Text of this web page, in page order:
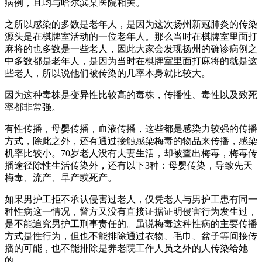
病例，且均与哈尔滨某医院相关。
之所以感染的多数是老年人，是因为这次扬州新冠肺炎的传染
源头是在棋牌室活动的一位老年人。那么当时在棋牌室里面打
麻将的也多数是一些老人，因此大家会发现扬州的确诊病例之
中多数都是老年人，是因为当时在棋牌室里面打麻将的就是这
些老人，所以说他们被传染的几率本身就比较大。
因为这种毒株是变异性比较高的毒株，传播性、毒性以及致死
率都非常强。
有性传播，母婴传播，血液传播，这些都是感染力较强的传播
方式，除此之外，还有通过接触感染梅毒的物品来传播，感染
机率比较小。70岁老人没有夫妻生活，却被查出梅毒，梅毒传
播途径除性生活传染外，还有以下3种：母婴传染，导致先天
梅毒、流产、早产或死产。
如果男护工拒不承认侵害过老人，仅凭老人与男护工患有同一
种性病这一情况，警方又没有直接证据证明侵害行为发生过，
是不能追究男护工刑事责任的。虽说梅毒这种性病的主要传播
方式是性行为，但也不能排除通过衣物、毛巾、盆子等间接传
播的可能，也不能排除是养老院工作人员之外的人传染给她